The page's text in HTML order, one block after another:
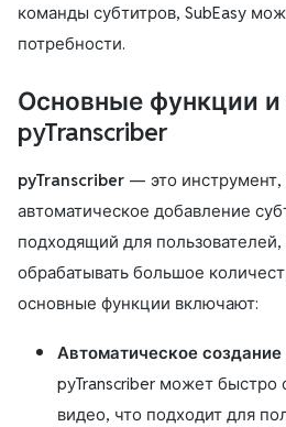
команды субтитров, SubEasy
потребности.
Основные функции и
pyTranscriber
pyTranscriber — это
автоматическое добавление
подходящий для
обрабатывать большое
основные функции включают:
Автоматическое создание
pyTranscriber может быстро
видео, что подходит для